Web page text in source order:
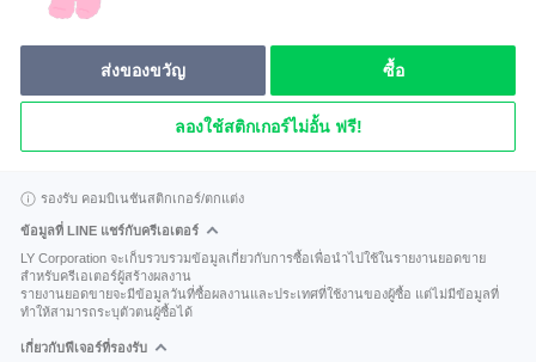
ส่งของขวัญ ซื้อ
ลองใช้สติกเกอร์ไม่อั้น ฟรี!
รองรับ คอมบิเนชันสติกเกอร์/ตกแต่ง
ข้อมูลที่ LINE แชร์กับครีเอเตอร์
LY Corporation จะเก็บรวบรวมข้อมูลเกี่ยวกับการซื้อเพื่อนำไปใช้ในรายงานยอดขาย
สำหรับครีเอเตอร์ผู้สร้างผลงาน
รายงานยอดขายจะมีข้อมูลวันที่ซื้อผลงานและประเทศที่ใช้งานของผู้ซื้อ แต่ไม่มีข้อมูลที่
ทำให้สามารถระบุตัวตนผู้ซื้อได้
เกี่ยวกับฟีเจอร์ที่รองรับ